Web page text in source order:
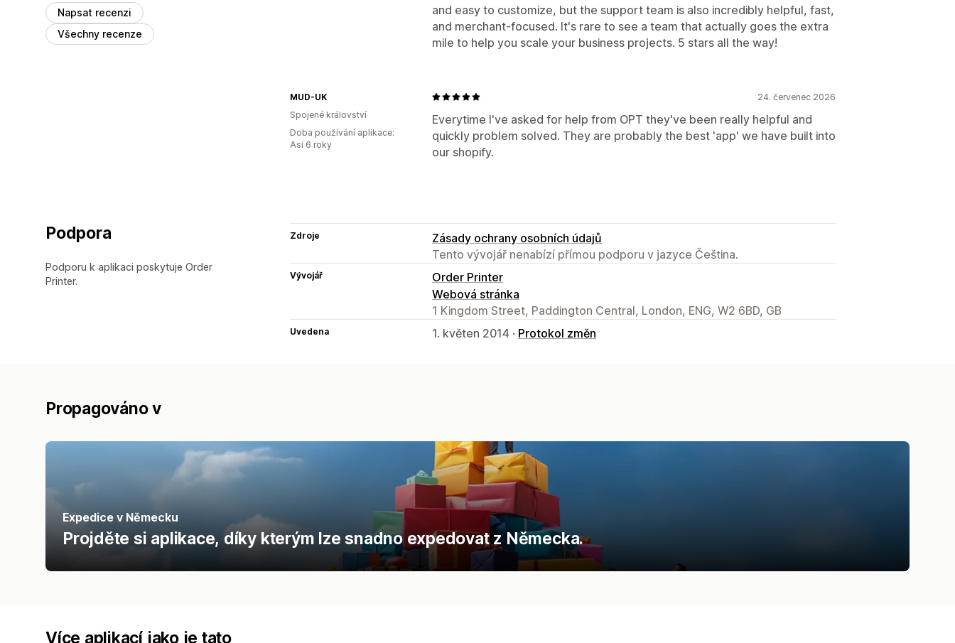
Napsat recenzi
Všechny recenze
and easy to customize, but the support team is also incredibly helpful, fast,
and merchant-focused. It's rare to see a team that actually goes the extra
mile to help you scale your business projects. 5 stars all the way!
24. červenec 2026
Everytime I've asked for help from OPT they've been really helpful and
quickly problem solved. They are probably the best 'app' we have built into
our shopify.
MUD-UK
Spojené království
Doba používání aplikace:
Asi 6 roky
Podpora
Podporu k aplikaci poskytuje Order
Printer.
Zdroje
Zásady ochrany osobních údajů
Tento vývojář nenabízí přímou podporu v jazyce Čeština.
Vývojář
Order Printer
Webová stránka
1 Kingdom Street, Paddington Central, London, ENG, W2 6BD, GB
Uvedena 1. květen 2014 · Protokol změn
Propagováno v
Expedice v Německu
Projděte si aplikace, díky kterým lze snadno expedovat z Německa.
Více aplikací jako je tato